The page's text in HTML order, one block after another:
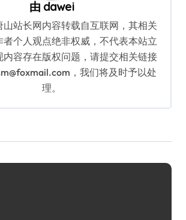
由 dawei
山站长网内容转载自互联网，其相关
者个人观点绝非权威，不代表本站立
内容存在版权问题，请提交相关链接
，我们将及时予以处
理。